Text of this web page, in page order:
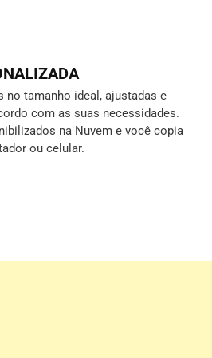
no tamanho ideal, ajustadas e
com as suas necessidades.
na Nuvem e você copia
ou celular.